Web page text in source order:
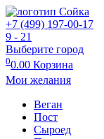
+7 (499) 197-00-17
9 - 21
Выберите город
00.00 Корзина
Мои желания
Веган
Пост
Сыроед